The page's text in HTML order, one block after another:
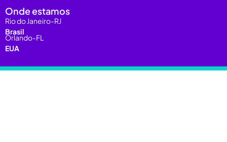
Onde estamos
Rio do Janeiro-RJ
Brasil
Orlando-FL
EUA